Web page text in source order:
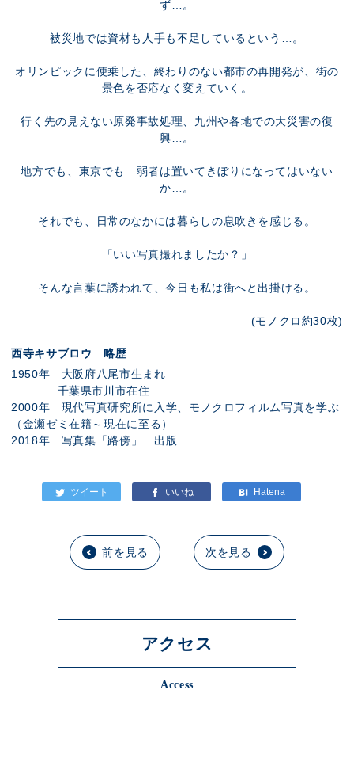
ず…。
被災地では資材も人手も不足しているという…。
オリンピックに便乗した、終わりのない都市の再開発が、街の
景色を否応なく変えていく。
行く先の見えない原発事故処理、九州や各地での大災害の復
興…。
地方でも、東京でも 弱者は置いてきぼりになってはいない
か…。
それでも、日常のなかには暮らしの息吹きを感じる。
「いい写真撮れましたか？」
そんな言葉に誘われて、今日も私は街へと出掛ける。
(モノクロ約30枚)
西寺キサブロウ 略歴
1950年 大阪府八尾市生まれ
千葉県市川市在住
2000年 現代写真研究所に入学、モノクロフィルム写真を学ぶ
（金瀬ゼミ在籍～現在に至る）
2018年 写真集「路傍」 出版
前を見る 次を見る
アクセス
Access